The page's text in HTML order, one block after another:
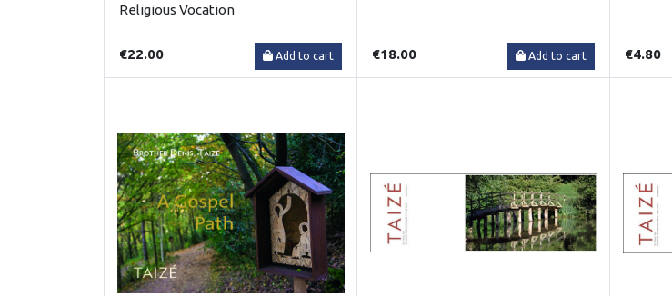
Religious Vocation
€22.00 Add to cart €18.00 Add to cart €4.80